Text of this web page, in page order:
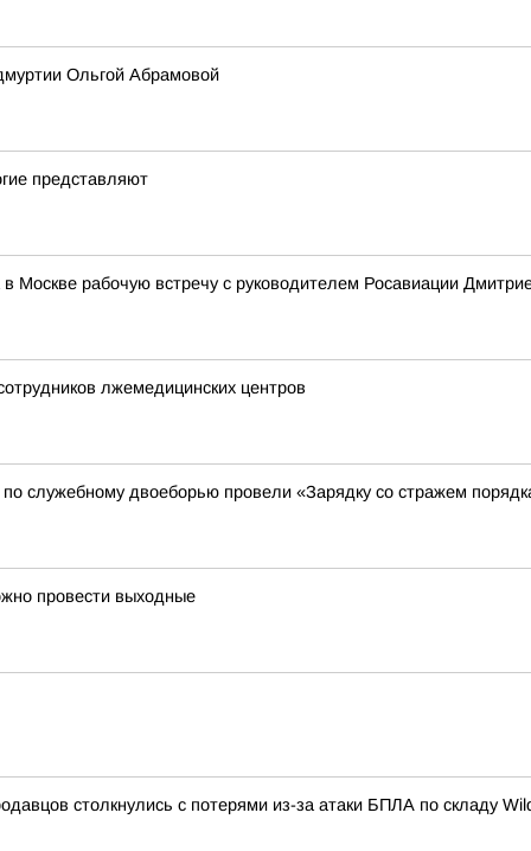
Ольгой Абрамовой
представляют
Москве рабочую встречу с руководителем Росавиации
лжемедицинских центров
служебному двоеборью провели «Зарядку со стражем
провести выходные
столкнулись с потерями из-за атаки БПЛА по складу